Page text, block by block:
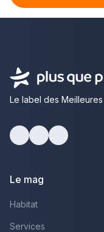
Le label des
Le mag
Habitat
Services